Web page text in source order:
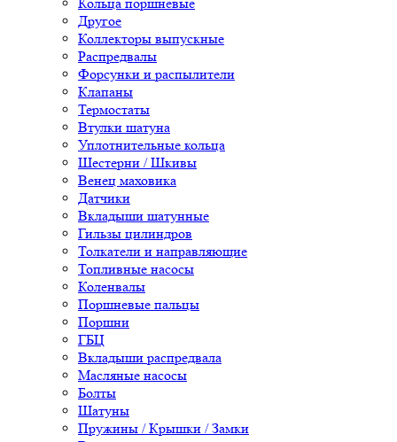
Другое
Коллекторы выпускные
Распредвалы
Форсунки и распылители
Клапаны
Термостаты
Втулки шатуна
Уплотнительные кольца
Шестерни / Шкивы
Венец маховика
Датчики
Вкладыши шатунные
Гильзы цилиндров
Толкатели и направляющие
Топливные насосы
Коленвалы
Поршневые пальцы
Поршни
ГБЦ
Вкладыши распредвала
Масляные насосы
Болты
Шатуны
Пружины / Крышки / Замки